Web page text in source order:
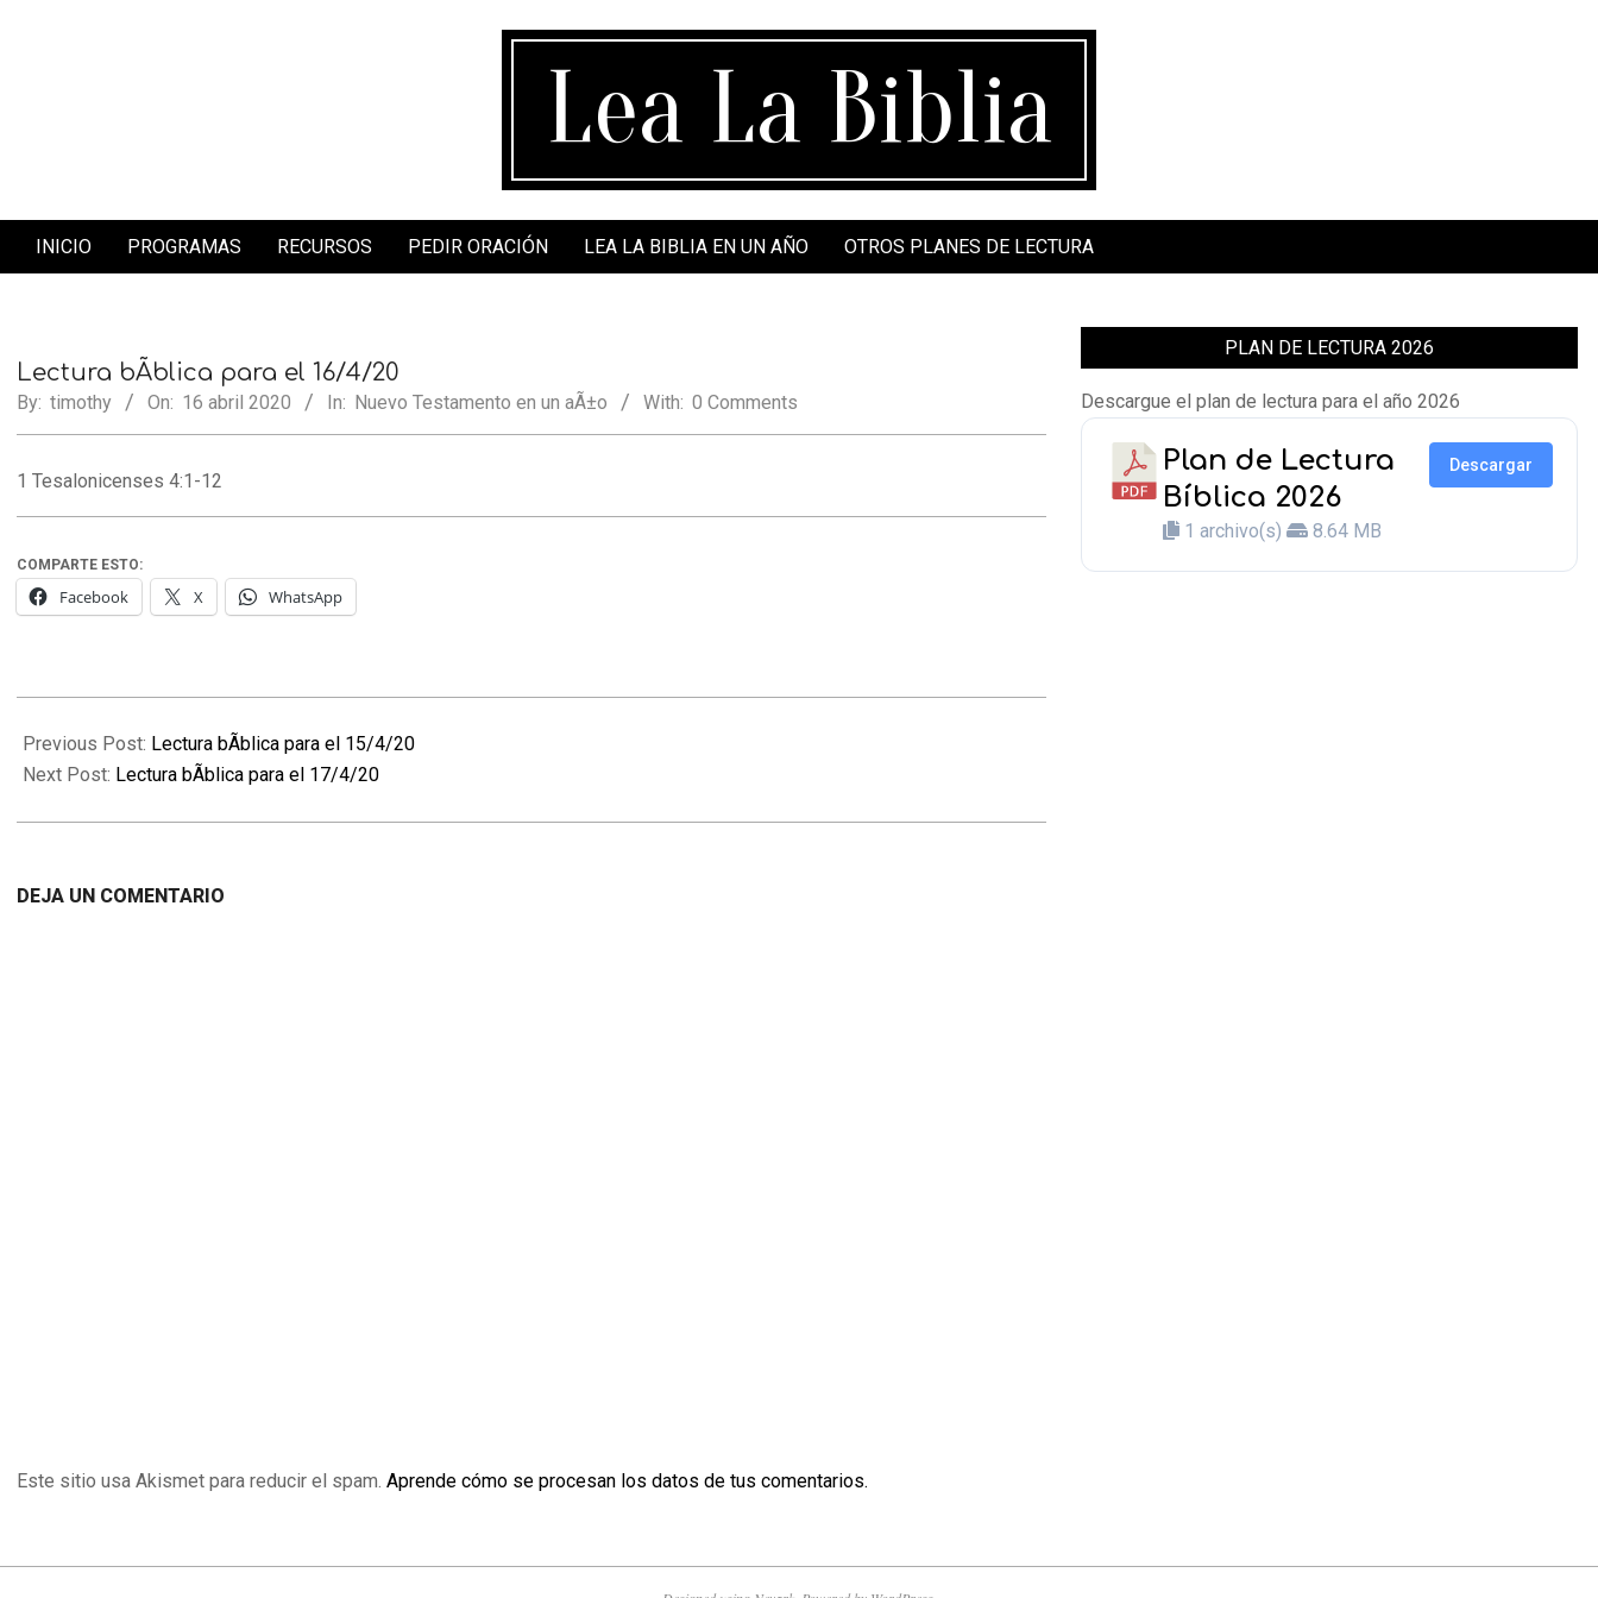
Lea La Biblia
Secondary
INICIO PROGRAMAS RECURSOS PEDIR ORACIÓN LEA LA BIBLIA EN UN AÑO OTROS PLANES DE LECTURA
Lectura bÃ­blica para el 16/4/20
By: timothy On: 16 abril 2020 In: Nuevo Testamento en un aÃ±o With: 0 Comments
1 Tesalonicenses 4:1-12
COMPARTE ESTO:
Facebook X WhatsApp
04-
16
Previous Post: Lectura bÃ­blica para el 15/4/20
Next Post: Lectura bÃ­blica para el 17/4/20
DEJA UN COMENTARIO
Este sitio usa Akismet para reducir el spam. Aprende cómo se procesan los datos de tus comentarios.
PLAN DE LECTURA 2026
Descargue el plan de lectura para el año 2026
Plan de Lectura
Bíblica 2026
1 archivo(s) 8.64 MB
Descargar